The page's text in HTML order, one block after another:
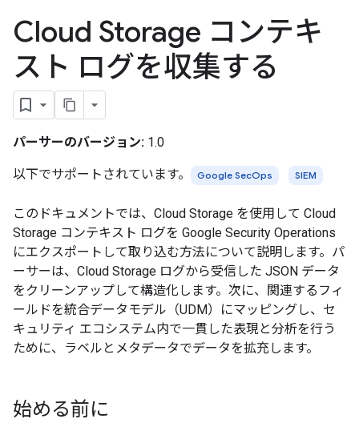
Cloud Storage コンテキ
スト ログを収集する
パーサーのバージョン: 1.0
以下でサポートされています。 Google SecOps SIEM
このドキュメントでは、Cloud Storage を使用して Cloud
Storage コンテキスト ログを Google Security Operations
にエクスポートして取り込む方法について説明します。パ
ーサーは、Cloud Storage ログから受信した JSON データ
をクリーンアップして構造化します。次に、関連するフィ
ールドを統合データモデル（UDM）にマッピングし、セ
キュリティ エコシステム内で一貫した表現と分析を行う
ために、ラベルとメタデータでデータを拡充します。
始める前に